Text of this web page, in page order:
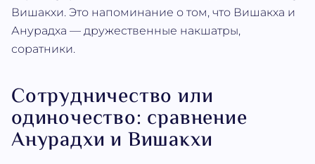
Вишакхи. Это напоминание о том, что Вишакха и
Анурадха — дружественные накшатры,
соратники.
Сотрудничество или
одиночество: сравнение
Анурадхи и Вишакхи